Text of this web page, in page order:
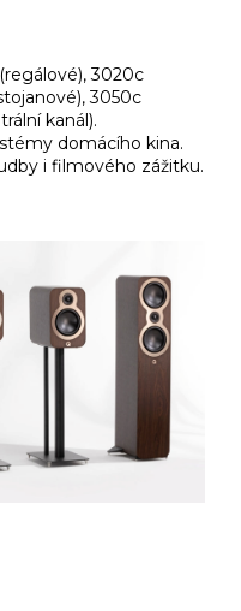
3020c
3050c
kanál).
domácího kina.
i filmového zážitku.